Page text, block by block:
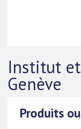
Institut
Genève
Produits